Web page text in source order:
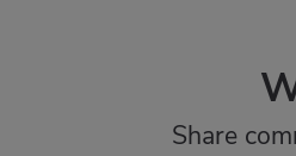
Share